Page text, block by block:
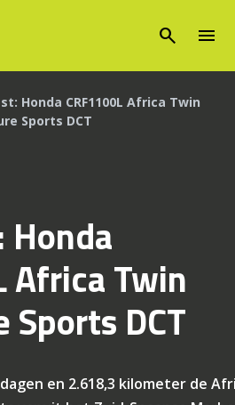
search menu
Honda CRF1100L Africa Twin
Sports DCT
Africa Twin
DCT
en 2.618,3 kilometer de